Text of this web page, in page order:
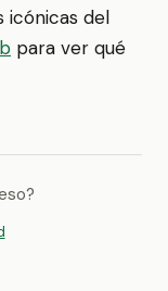
icónicas del
para ver qué